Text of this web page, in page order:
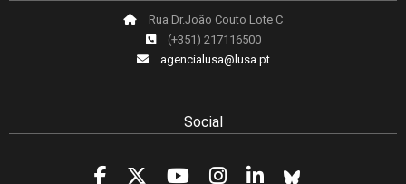
Rua Dr.João Couto Lote C
(+351) 217116500
agencialusa@lusa.pt
Social